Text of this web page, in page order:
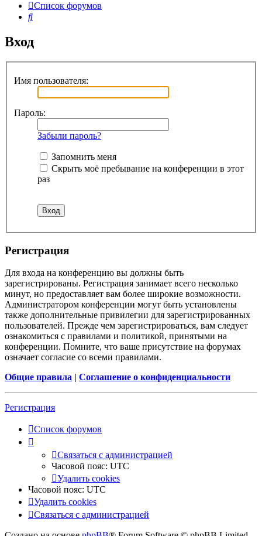
Список форумов
Поиск
Вход
Имя пользователя:
Пароль:
Забыли пароль?
Запомнить меня
Скрыть моё пребывание на конференции в этот
раз
Регистрация
Для входа на конференцию вы должны быть
зарегистрированы. Регистрация занимает всего несколько
минут, но предоставляет вам более широкие возможности.
Администратором конференции могут быть установлены
также дополнительные привилегии для зарегистрированных
пользователей. Прежде чем зарегистрироваться, вам следует
ознакомиться с правилами и политикой, принятыми на
конференции. Помните, что ваше присутствие на форумах
означает согласие со всеми правилами.
Общие правила | Соглашение о конфиденциальности
Регистрация
Список форумов
Связаться с администрацией
Часовой пояс: UTC
Удалить cookies
Часовой пояс: UTC
Удалить cookies
Связаться с администрацией